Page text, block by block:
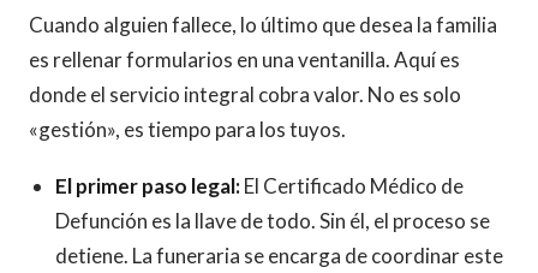
Cuando alguien fallece, lo último que desea la familia
es rellenar formularios en una ventanilla. Aquí es
donde el servicio integral cobra valor. No es solo
«gestión», es tiempo para los tuyos.
El primer paso legal:El Certificado Médico de
Defunción es la llave de todo. Sin él, el proceso se
detiene. La funeraria se encarga de coordinar este